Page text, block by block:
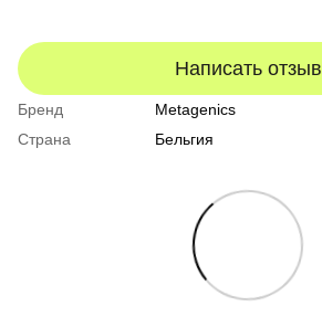
Написать отзыв
Бренд
Metagenics
Страна
Бельгия